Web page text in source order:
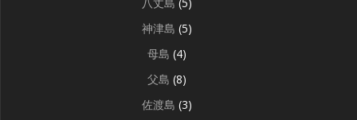
八丈島 (5)
神津島 (5)
母島 (4)
父島 (8)
佐渡島 (3)